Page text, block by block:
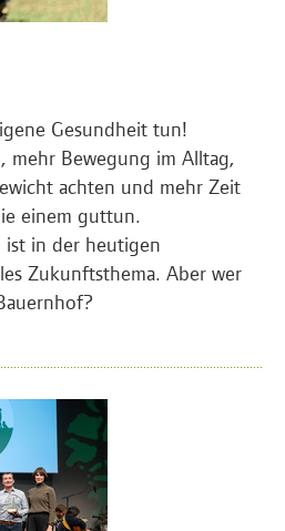
Gesundheit tun!
mehr Bewegung im Alltag,
achten und mehr Zeit
einem guttun.
in der heutigen
Zukunftsthema. Aber wer